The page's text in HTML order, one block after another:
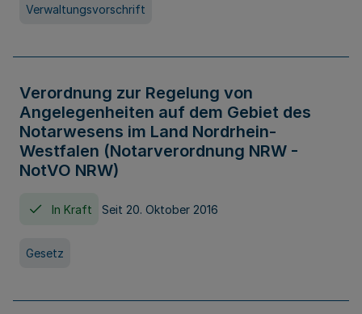
Verwaltungsvorschrift
Verordnung zur Regelung von
Angelegenheiten auf dem Gebiet des
Notarwesens im Land Nordrhein-
Westfalen (Notarverordnung NRW -
NotVO NRW)
In Kraft Seit 20. Oktober 2016
Gesetz